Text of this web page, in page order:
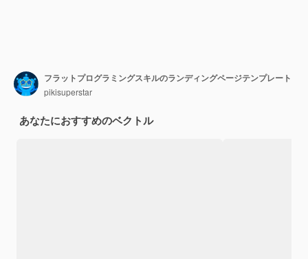
フラットプログラミングスキルのランディングページテンプレート
pikisuperstar
あなたにおすすめのベクトル